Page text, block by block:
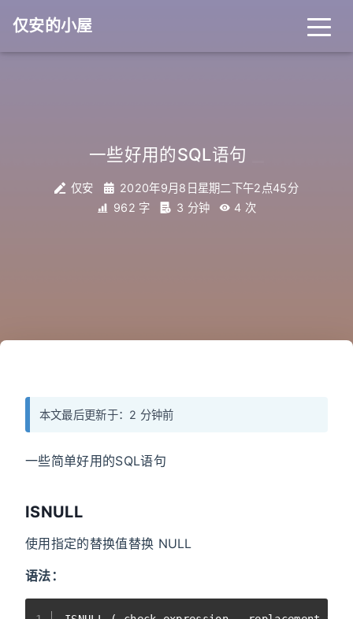
仅安的小屋
一些好用的SQL语句
仅安
2020年9月8日星期二下午2点45分
962 字
3 分钟 4 次
本文最后更新于：2 分钟前
一些简单好用的SQL语句
ISNULL
使用指定的替换值替换 NULL
语法：